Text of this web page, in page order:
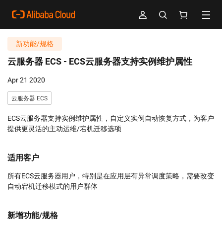
新功能/规格
云服务器 ECS - ECS云服务器支持实例维护属性
Apr 21 2020
云服务器 ECS
ECS云服务器支持实例维护属性，自定义实例自动恢复方式，为客户
提供更灵活的主动运维/宕机迁移选项
适用客户
所有ECS云服务器用户，特别是在应用层有异常调度策略，需要改变
自动宕机迁移模式的用户群体
新增功能/规格